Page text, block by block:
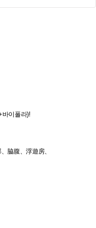
바이폴라)!
脇腹、浮遊房、